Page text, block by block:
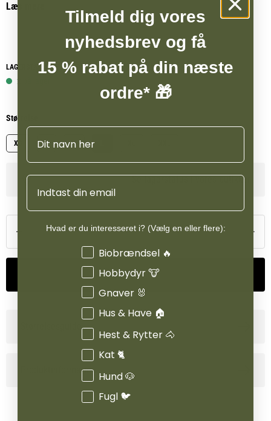
De har en overside og sål af slidstærk vinyl, der beskytter poterne
mod hårde og ujævne underlag. Støvlerne lukkes nemt med
burrebånd og er udstyret med reflekterende striber, som øger
synligheden og sikkerheden i mørke.
Walker Care Comfort kombinerer funktionalitet og komfort, så din
Læs mere
LAGERSTATUS WEBSHOP
2 på lager
Størrelse
XS S M
Se lagerstatus i vores butikker
Tilføj til kurv
Produktinformation
Tilmeld dig vores
nyhedsbrev og få
15 % rabat på din næste
ordre* 🎁
Navn
Email
Hvad er du interesseret i? (Vælg en eller flere):
Interesser
Biobrændsel 🔥
Hobbydyr 🐮
Gnaver 🐰
Hus & Have 🏠
Hest & Rytter 🐴
Kat 🐈
Hund 🐶
Fugl 🐦